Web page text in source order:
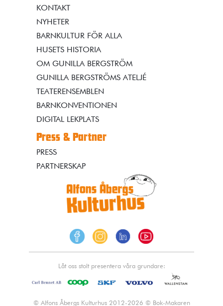
KONTAKT
NYHETER
BARNKULTUR FÖR ALLA
HUSETS HISTORIA
OM GUNILLA BERGSTRÖM
GUNILLA BERGSTRÖMS ATELJÉ
TEATERENSEMBLEN
BARNKONVENTIONEN
DIGITAL LEKPLATS
Press & Partner
PRESS
PARTNERSKAP
Låt oss stolt presentera våra grundare:
© Alfons Åbergs Kulturhus 2012-2026 © Bok-Makaren